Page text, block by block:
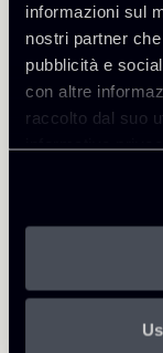
informazioni sul
nostri partner
pubblicità e
con altre
raccolto dal suo
informativa
Milano
Milano